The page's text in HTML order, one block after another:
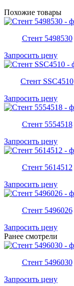
Похожие товары
Стент 5498530
Запросить цену
Стент SSC4510
Запросить цену
Стент 5554518
Запросить цену
Стент 5614512
Запросить цену
Стент 5496026
Запросить цену
Ранее смотрели
Стент 5496030
Запросить цену